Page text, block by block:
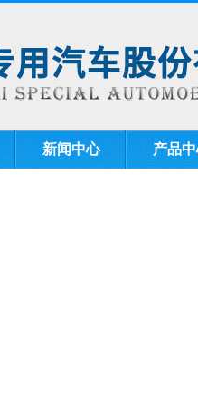
新闻中心 产品